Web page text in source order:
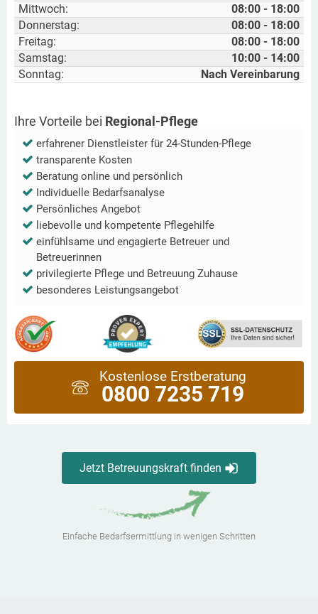
Mittwoch:
08:00 - 18:00
Donnerstag:
08:00 - 18:00
Freitag:
08:00 - 18:00
Samstag:
10:00 - 14:00
Sonntag:
Nach Vereinbarung
Ihre Vorteile bei Regional-Pflege
erfahrener Dienstleister für 24-Stunden-Pflege
transparente Kosten
Beratung online und persönlich
Individuelle Bedarfsanalyse
Persönliches Angebot
liebevolle und kompetente Pflegehilfe
einfühlsame und engagierte Betreuer und
Betreuerinnen
privilegierte Pflege und Betreuung Zuhause
besonderes Leistungsangebot
Kostenlose Erstberatung
0800 7235 719
Jetzt Betreuungskraft finden
Einfache Bedarfsermittlung in wenigen Schritten